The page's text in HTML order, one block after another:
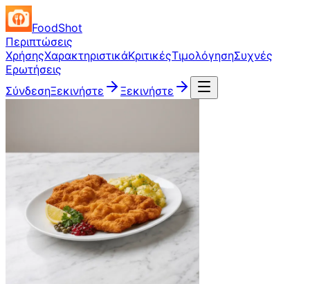
FoodShot
Περιπτώσεις
ΧρήσηςΧαρακτηριστικάΚριτικέςΤιμολόγησηΣυχνές
Ερωτήσεις
ΣύνδεσηΞεκινήστε Ξεκινήστε